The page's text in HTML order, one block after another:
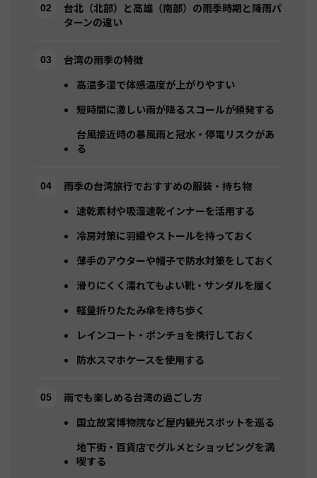
台北（北部）と高雄（南部）の雨季時期と降雨パ
ターンの違い
台湾の雨季の特徴
高温多湿で体感温度が上がりやすい
短時間に激しい雨が降るスコールが頻発する
台風接近時の暴風雨と冠水・停電リスクがあ
る
雨季の台湾旅行でおすすめの服装・持ち物
速乾素材や吸湿速乾インナーを活用する
冷房対策に羽織やストールを持っておく
薄手のアウターや帽子で防水対策をしておく
滑りにくく濡れてもよい靴・サンダルを履く
軽量折りたたみ傘を持ち歩く
レインコート・ポンチョを携行しておく
防水スマホケースを使用する
雨でも楽しめる台湾の過ごし方
国立故宮博物院など屋内観光スポットを巡る
地下街・百貨店でグルメとショッピングを満
喫する